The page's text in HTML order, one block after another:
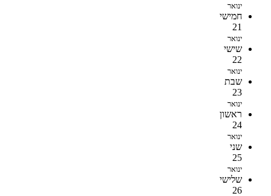
ינואר
חמישי
21
ינואר
שישי
22
ינואר
שבת
23
ינואר
ראשון
24
ינואר
שני
25
ינואר
שלישי
26